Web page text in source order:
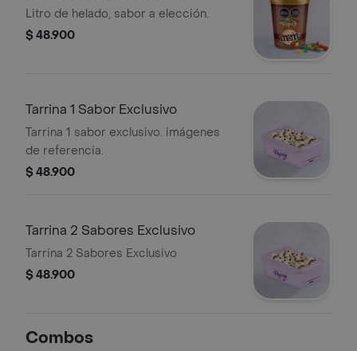
Litro de helado, sabor a elección.
$ 48.900
Tarrina 1 Sabor Exclusivo
Tarrina 1 sabor exclusivo. imágenes
de referencia.
$ 48.900
Tarrina 2 Sabores Exclusivo
Tarrina 2 Sabores Exclusivo
$ 48.900
Combos